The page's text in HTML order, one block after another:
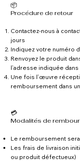
📦
Procédure de retour
Contactez-nous à
jours
Indiquez votre numéro
Renvoyez le produit
l’adresse indiquée
Une fois l’œuvre
remboursement dans
💳
Modalités de
Le remboursement
Les frais de livraison
ou produit défectueux)